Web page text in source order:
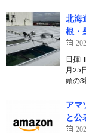
北海
根・
日揮
月25
頭の3
アマ
と公